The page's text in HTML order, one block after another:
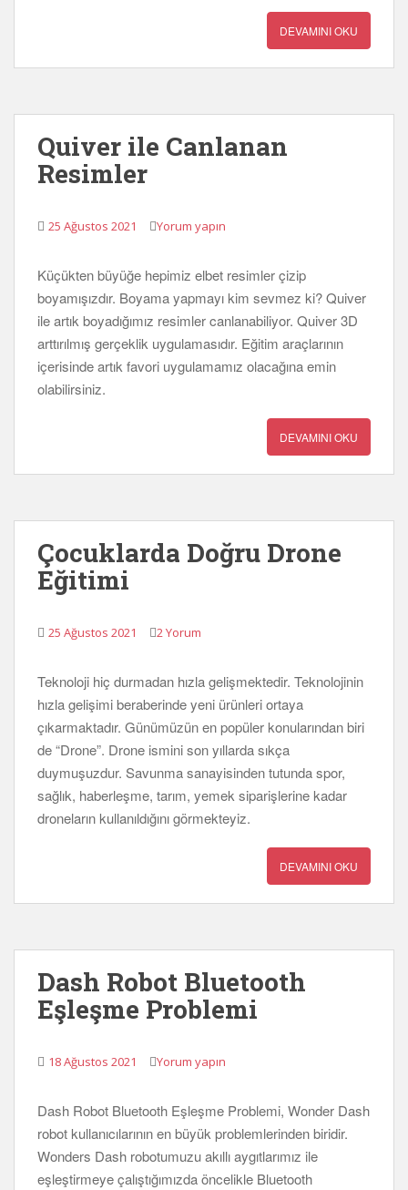
DEVAMINI OKU
Quiver ile Canlanan
Resimler
25 Ağustos 2021 Yorum yapın
Küçükten büyüğe hepimiz elbet resimler çizip
boyamışızdır. Boyama yapmayı kim sevmez ki? Quiver
ile artık boyadığımız resimler canlanabiliyor. Quiver 3D
arttırılmış gerçeklik uygulamasıdır. Eğitim araçlarının
içerisinde artık favori uygulamamız olacağına emin
olabilirsiniz.
DEVAMINI OKU
Çocuklarda Doğru Drone
Eğitimi
25 Ağustos 2021 2 Yorum
Teknoloji hiç durmadan hızla gelişmektedir. Teknolojinin
hızla gelişimi beraberinde yeni ürünleri ortaya
çıkarmaktadır. Günümüzün en popüler konularından biri
de “Drone”. Drone ismini son yıllarda sıkça
duymuşuzdur. Savunma sanayisinden tutunda spor,
sağlık, haberleşme, tarım, yemek siparişlerine kadar
droneların kullanıldığını görmekteyiz.
DEVAMINI OKU
Dash Robot Bluetooth
Eşleşme Problemi
18 Ağustos 2021 Yorum yapın
Dash Robot Bluetooth Eşleşme Problemi, Wonder Dash
robot kullanıcılarının en büyük problemlerinden biridir.
Wonders Dash robotumuzu akıllı aygıtlarımız ile
eşleştirmeye çalıştığımızda öncelikle Bluetooth